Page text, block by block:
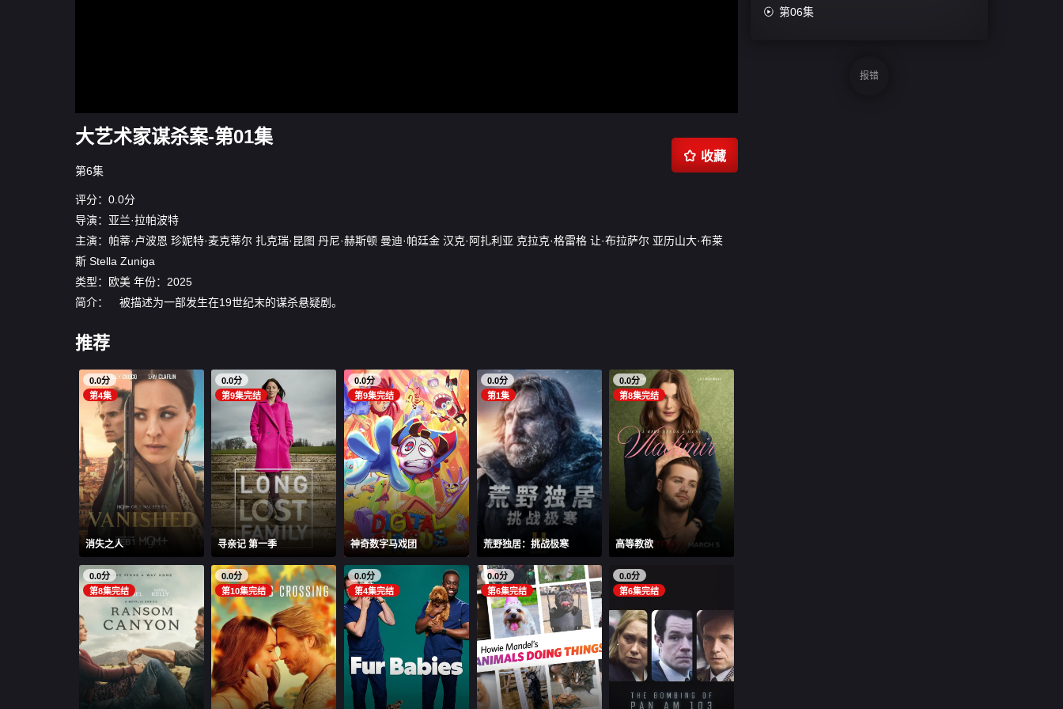
大艺术家谋杀案-第01集
第6集
 收藏
评分：0.0分
导演： 亚兰·拉帕波特
主演： 帕蒂·卢波恩 珍妮特·麦克蒂尔 扎克瑞·昆图 丹尼·赫斯顿 曼迪·帕廷金 汉克·阿扎利亚 克拉克·格雷格 让·布拉萨尔 亚历山大·布莱
斯 Stella Zuniga
类型：
欧美 年份： 2025
简介： 被描述为一部发生在19世纪末的谋杀悬疑剧。
推荐
0.0分
第4集
消失之人
0.0分
第9集完结
寻亲记 第一季
0.0分
第9集完结
神奇数字马戏团
0.0分
第1集
荒野独居：挑战极寒
0.0分
第8集完结
高等教欲
0.0分
第8集完结
0.0分
第10集完结
0.0分
第4集完结
0.0分
第6集完结
0.0分
第6集完结
 第06集
报错